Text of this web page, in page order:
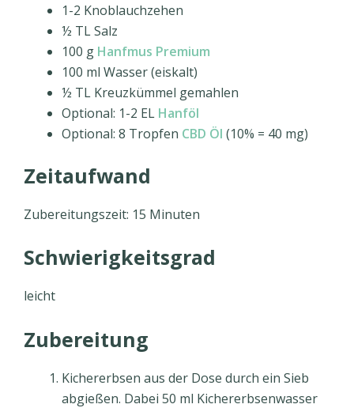
1-2 Knoblauchzehen
½ TL Salz
100 g Hanfmus Premium
100 ml Wasser (eiskalt)
½ TL Kreuzkümmel gemahlen
Optional: 1-2 EL Hanföl
Optional: 8 Tropfen CBD Öl (10% = 40 mg)
Zeitaufwand
Zubereitungszeit: 15 Minuten
Schwierigkeitsgrad
leicht
Zubereitung
Kichererbsen aus der Dose durch ein Sieb
abgießen. Dabei 50 ml Kichererbsenwasser